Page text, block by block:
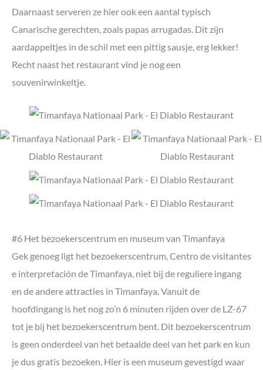
Daarnaast serveren ze hier ook een aantal typisch
Canarische gerechten, zoals papas arrugadas. Dit zijn
aardappeltjes in de schil met een pittig sausje, erg lekker!
Recht naast het restaurant vind je nog een
souvenirwinkeltje.
#6 Het bezoekerscentrum en museum van Timanfaya
Gek genoeg ligt het bezoekerscentrum, Centro de visitantes
e interpretación de Timanfaya, niet bij de reguliere ingang
en de andere attracties in Timanfaya. Vanuit de
hoofdingang is het nog zo’n 6 minuten rijden over de LZ-67
tot je bij het bezoekerscentrum bent. Dit bezoekerscentrum
is geen onderdeel van het betaalde deel van het park en kun
je dus gratis bezoeken. Hier is een museum gevestigd waar